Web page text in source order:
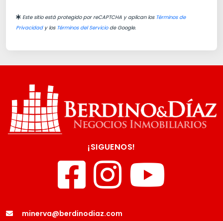
Este sitio está protegido por reCAPTCHA y aplican los Términos de
Privacidady los Términos del Serviciode Google.
¡SIGUENOS!
minerva@berdinodiaz.com